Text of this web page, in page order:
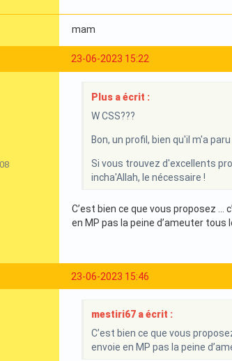
mam
23-06-2023 15:22
Plus a écrit :
W CSS???
Bon, un profil, bien qu'il m'a
Si vous trouvez d'excellents
incha'Allah, le nécessaire !
C’est bien ce que vous proposez …
en MP pas la peine d’ameuter
23-06-2023 15:46
mestiri67 a écrit :
C’est bien ce que vous
envoie en MP pas la peine